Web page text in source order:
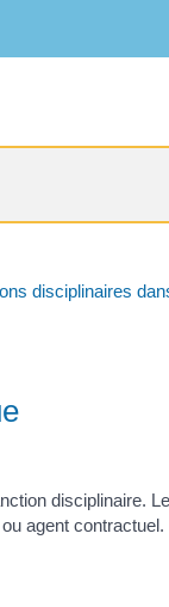
disciplinaires
disciplinaire.
agent